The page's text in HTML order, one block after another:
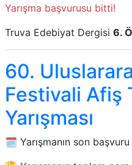
Yarışma başvurusu bitti!
Truva Edebiyat Dergisi 6.
60.
Festivali Afiş
Yarışması
🗓️ Yarışmanın son